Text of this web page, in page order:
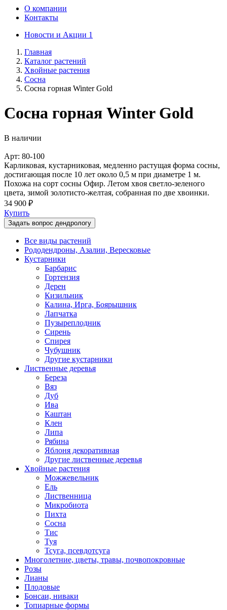
О компании
Контакты
Новости и Акции 1
Главная
Каталог растений
Хвойные растения
Сосна
Сосна горная Winter Gold
Сосна горная Winter Gold
В наличии
Арт: 80-100
Карликовая, кустарниковая, медленно растущая форма сосны,
достигающая после 10 лет около 0,5 м при диаметре 1 м.
Похожа на сорт сосны Офир. Летом хвоя светло-зеленого
цвета, зимой золотисто-желтая, собранная по две хвоинки.
34 900 ₽
Купить
Задать вопрос дендрологу
Все виды растений
Рододендроны, Азалии, Вересковые
Кустарники
Барбарис
Гортензия
Дерен
Кизильник
Калина, Ирга, Боярышник
Лапчатка
Пузыреплодник
Сирень
Спирея
Чубушник
Другие кустарники
Лиственные деревья
Береза
Вяз
Дуб
Ива
Каштан
Клен
Липа
Рябина
Яблоня декоративная
Другие лиственные деревья
Хвойные растения
Можжевельник
Ель
Лиственница
Микробиота
Пихта
Сосна
Тис
Туя
Тсуга, псевдотсуга
Многолетние, цветы, травы, почвопокровные
Розы
Лианы
Плодовые
Бонсаи, ниваки
Топиарные формы